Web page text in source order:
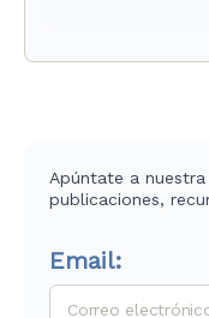
Apúntate a
publicaciones,
Email: